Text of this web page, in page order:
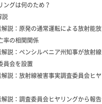
ングは何のため？
説：原発の通常運転による放射能放
率の相関関係
説：ペンシルベニア州知事が放射線
員会を設置
説：放射線被害事実調査委員会ヒヤ
説：調査委員会ヒヤリングから報告